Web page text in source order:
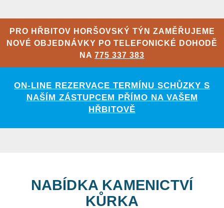
PRO HŘBITOV HORŠOVSKÝ TÝN ZAMĚŘUJEME
NOVÉ OBJEDNÁVKY PO TELEFONICKÉ DOHODĚ
NA 775 337 383
ON-LINE REZERVACE TERMÍNU SCHŮZKY S
NAŠÍM ZÁSTUPCEM PŘÍMO NA VAŠEM
HŘBITOVĚ
NABÍDKA KAMENICTVÍ
KŮRKA